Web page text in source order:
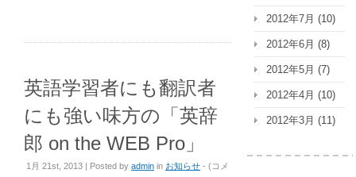
英語学習者にも翻訳者
にも強い味方の「英辞
郎 on the WEB Pro」
1月 21st, 2013 | Posted by admin in お知らせ - (英コメ
2012年7月 (10)
2012年6月 (8)
2012年5月 (7)
2012年4月 (10)
2012年3月 (11)